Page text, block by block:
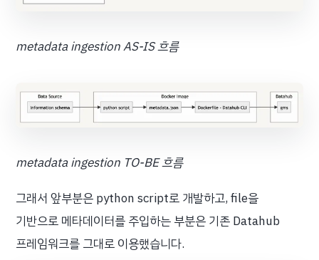
metadata ingestion AS-IS 흐름
metadata ingestion TO-BE 흐름
그래서 앞부분은 python script로 개발하고, file을
기반으로 메타데이터를 주입하는 부분은 기존 Datahub
프레임워크를 그대로 이용했습니다.